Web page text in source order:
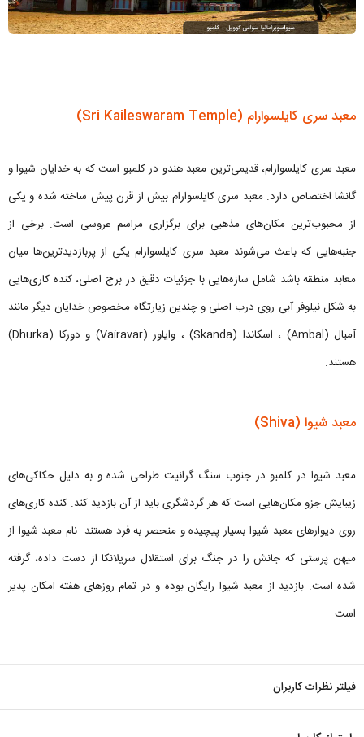
معبد سری کایلسوارام (Sri Kaileswaram Temple)
معبد سری کایلسوارام، قدیمی‌ترین معبد هندو در کلمبو است که به خدایان شیوا و
گانشا اختصاص دارد. معبد سری کایلسوارام بیش از قرن پیش ساخته شده و یکی
از محبوب‌ترین مکان‌های مذهبی برای برگزاری مراسم عروسی است. برخی از
جنبه‌هایی که باعث می‌شوند معبد سری کایلسوارام یکی از پربازدیدترین‌ها میان
معابد منطقه باشد شامل سازه‌هایی با جزئیات دقیق در برج اصلی، کنده کاری‌هایی
به شکل نیلوفر آبی روی درب اصلی و چندین زیارتگاه مخصوص خدایان دیگر مانند
آمبال (Ambal) ، اسکاندا (Skanda) ، وایاور (Vairavar) و دورکا (Dhurka)
هستند.
معبد شیوا (Shiva)
معبد شیوا در کلمبو در جنوب سنگ گرانیت طراحی شده و به دلیل حکاکی‌های
زیبایش جزو مکان‌هایی است که هر گردشگری باید از آن بازدید کند. کنده کاری‌های
روی دیوارهای معبد شیوا بسیار پیچیده و منحصر به فرد هستند. نام معبد شیوا از
میهن پرستی که جانش را در جنگ برای استقلال سریلانکا از دست داده، گرفته
شده است. بازدید از معبد شیوا رایگان بوده و در تمام روزهای هفته امکان پذیر
است.
فیلتر نظرات کاربران